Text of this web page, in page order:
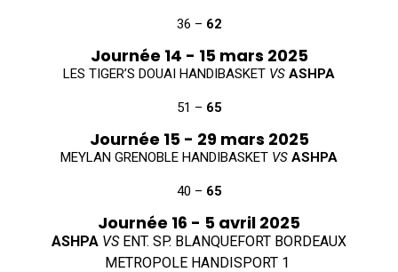
36 – 62
Journée 14 - 15 mars 2025
LES TIGER’S DOUAI HANDIBASKET VS ASHPA
51 – 65
Journée 15 - 29 mars 2025
MEYLAN GRENOBLE HANDIBASKET VS ASHPA
40 – 65
Journée 16 - 5 avril 2025
ASHPA VS ENT. SP. BLANQUEFORT BORDEAUX
METROPOLE HANDISPORT 1